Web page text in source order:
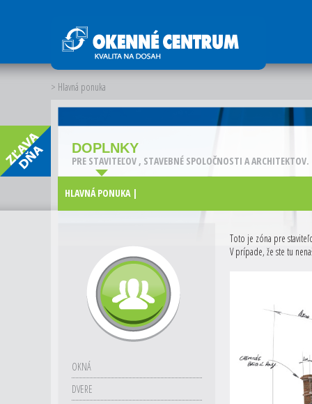
> Hlavná ponuka
DOPLNKY
PRE STAVITEĽOV , STAVEBNÉ SPOLOČNOSTI A ARCHITEKTOV.
HLAVNÁ PONUKA |
OKNÁ
DVERE
Toto je zóna pre
V prípade, že ste tu